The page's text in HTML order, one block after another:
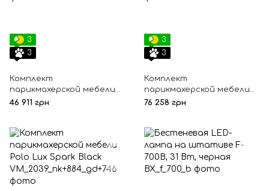
3
3
Комплект
парикмахерской мебели
Flamingo Vivien Adele
46 911 грн
3
3
Комплект
парикмахерской мебели
Polo Lux Chariol Gold
76 258 грн